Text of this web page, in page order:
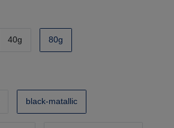
40g 80g
black-matallic